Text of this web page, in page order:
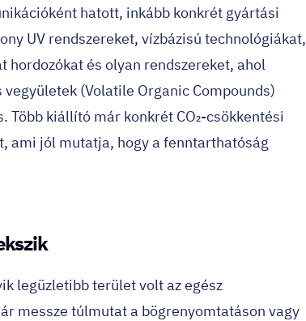
hatott, inkább konkrét gyártási
UV rendszereket, vízbázisú technológiákat,
hordozókat és olyan rendszereket, ahol
(Volatile Organic Compounds)
kiállító már konkrét CO₂-csökkentési
ami jól mutatja, hogy a fenntarthatóság
legüzletibb terület volt az egész
messze túlmutat a bögrenyomtatáson vagy